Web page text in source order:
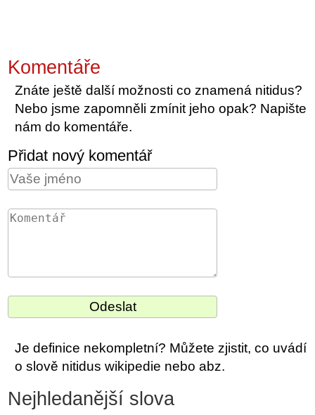
Komentáře
Znáte ještě další možnosti co znamená nitidus?
Nebo jsme zapomněli zmínit jeho opak? Napište
nám do komentáře.
Přidat nový komentář
Je definice nekompletní? Můžete zjistit, co uvádí
o slově nitidus wikipedie nebo abz.
Nejhledanější slova